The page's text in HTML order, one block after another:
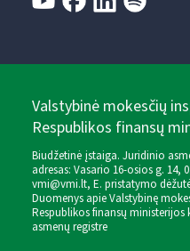
Valstybinė mokesčių
Respublikos finansų
Biudžetinė įstaiga. Juridinio
adresas: Vasario 16-osios g. 14,
vmi@vmi.lt, E. pristatymo
Duomenys apie Valstybinę
Respublikos finansų
asmenų registre